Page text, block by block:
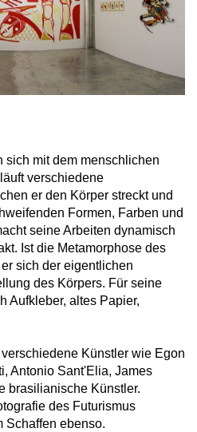
sich mit dem menschlichen
verschiedene
er den Körper streckt und
Formen, Farben und
seine Arbeiten dynamisch
Ist die Metamorphose des
sich der eigentlichen
des Körpers. Für seine
Aufkleber, altes Papier,
Künstler wie Egon
Antonio Sant'Elia, James
brasilianische Künstler.
des Futurismus
Schaffen ebenso.